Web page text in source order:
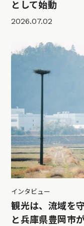
として始動
2026.07.02
インタビュー
観光は、流域を
と兵庫県豊岡市